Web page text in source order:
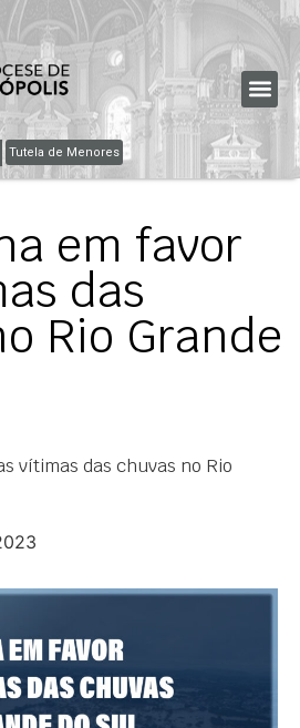
Tutela de Menores
em favor
das
Rio Grande
vítimas das chuvas no Rio